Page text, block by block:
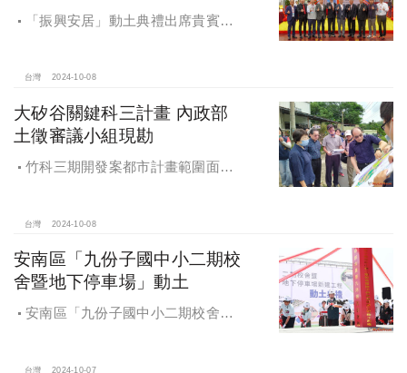
「振興安居」動土典禮出席貴賓有
財政部國有財產署曾國基署長、桃園
賓，祈求工程順利進行。
台灣 2024-10-08
大矽谷關鍵科三計畫 內政部
土徵審議小組現勘
竹科三期開發案都市計畫範圍面積
分地區
台灣 2024-10-08
安南區「九份子國中小二期校
舍暨地下停車場」動土
安南區「九份子國中小二期校舍暨
台灣 2024-10-07